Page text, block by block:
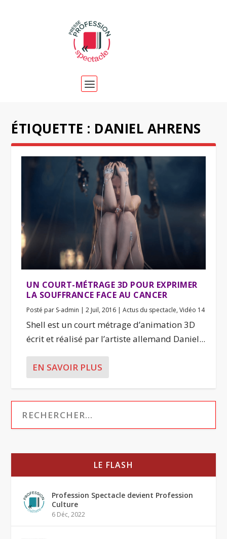
ÉTIQUETTE : DANIEL AHRENS
UN COURT-MÉTRAGE 3D POUR EXPRIMER
LA SOUFFRANCE FACE AU CANCER
Posté par S-admin |2 Juil, 2016 |Actus du spectacle,Vidéo 14
Shell est un court métrage d’animation 3D
écrit et réalisé par l’artiste allemand Daniel...
EN SAVOIR PLUS
LE FLASH
Profession Spectacle devient Profession
Culture
6 Déc, 2022